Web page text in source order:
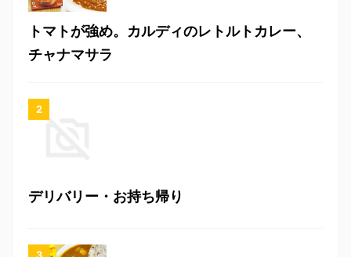
トマトが強め。カルディのレトルトカレー、
チャナマサラ
デリバリー・お持ち帰り